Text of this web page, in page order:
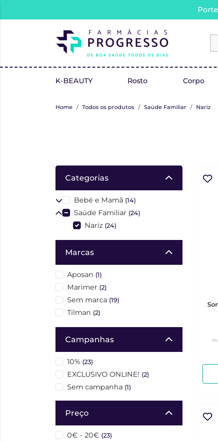
K-BEAUTY Rosto Corpo
Home Todos os produtos Saúde Familiar Nariz
Categorias
Bebé e Mamã (14)
Saúde Familiar (24)
Nariz (24)
Marcas
Aposan (1)
Marimer (2)
Sem marca (19)
Tilman (2)
Campanhas
10% (23)
EXCLUSIVO ONLINE! (2)
Sem campanha (1)
Preço
0€ - 20€ (23)